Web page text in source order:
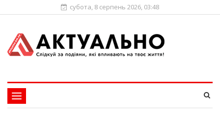
субота, 8 серпень 2026, 03:48
Toggle
navigation